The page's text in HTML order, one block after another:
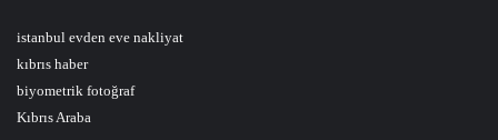
istanbul evden eve nakliyat
kıbrıs haber
biyometrik fotoğraf
Kıbrıs Araba